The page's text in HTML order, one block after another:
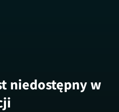
niedostępny w